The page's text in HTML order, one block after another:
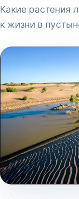
Какие растения
к жизни в